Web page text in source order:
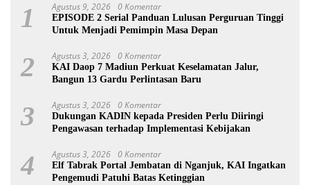
1 Agustus 9, 2026 0 Komentar
EPISODE 2 Serial Panduan Lulusan Perguruan Tinggi
Untuk Menjadi Pemimpin Masa Depan
2 Agustus 3, 2026 0 Komentar
KAI Daop 7 Madiun Perkuat Keselamatan Jalur,
Bangun 13 Gardu Perlintasan Baru
3 Agustus 3, 2026 0 Komentar
Dukungan KADIN kepada Presiden Perlu Diiringi
Pengawasan terhadap Implementasi Kebijakan
4 Agustus 3, 2026 0 Komentar
Elf Tabrak Portal Jembatan di Nganjuk, KAI Ingatkan
Pengemudi Patuhi Batas Ketinggian